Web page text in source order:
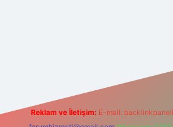
Reklam ve İletişim: E-mail: